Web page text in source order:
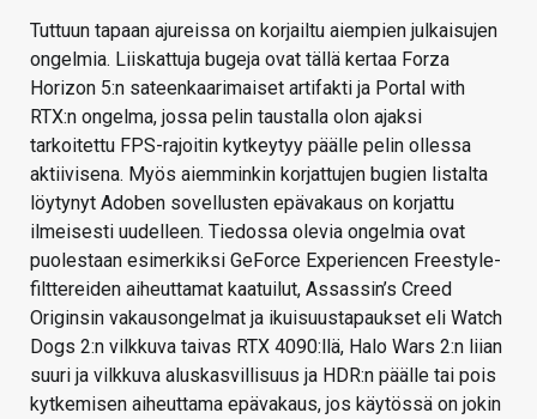
Tuttuun tapaan ajureissa on korjailtu aiempien julkaisujen
ongelmia. Liiskattuja bugeja ovat tällä kertaa Forza
Horizon 5:n sateenkaarimaiset artifakti ja Portal with
RTX:n ongelma, jossa pelin taustalla olon ajaksi
tarkoitettu FPS-rajoitin kytkeytyy päälle pelin ollessa
aktiivisena. Myös aiemminkin korjattujen bugien listalta
löytynyt Adoben sovellusten epävakaus on korjattu
ilmeisesti uudelleen. Tiedossa olevia ongelmia ovat
puolestaan esimerkiksi GeForce Experiencen Freestyle-
filttereiden aiheuttamat kaatuilut, Assassin’s Creed
Originsin vakausongelmat ja ikuisuustapaukset eli Watch
Dogs 2:n vilkkuva taivas RTX 4090:llä, Halo Wars 2:n liian
suuri ja vilkkuva aluskasvillisuus ja HDR:n päälle tai pois
kytkemisen aiheuttama epävakaus, jos käytössä on jokin